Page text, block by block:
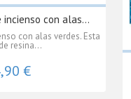
con alas...
con alas verdes. Esta
resina...
€